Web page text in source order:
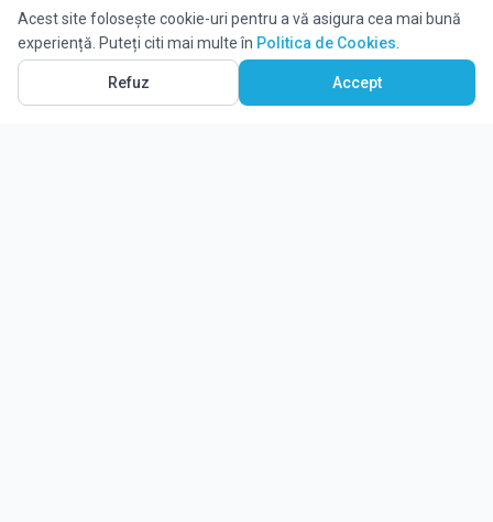
Vezi pe Hartă
Acest site folosește cookie-uri pentru a vă asigura cea mai bună
experiență. Puteți citi mai multe în Politica de Cookies
Refuz Accept